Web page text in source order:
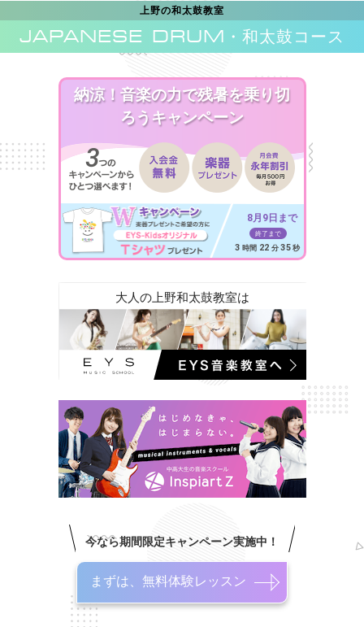
上野の和太鼓教室
JAPANESE DRUM ・和太鼓コース
納涼！音楽の力で残暑を乗り切
ろうキャンペーン
8月9日まで
終了まで
3 時間 22 分 33 秒
大人の上野和太鼓教室は
今なら期間限定キャンペーン実施中！
まずは、無料体験レッスン